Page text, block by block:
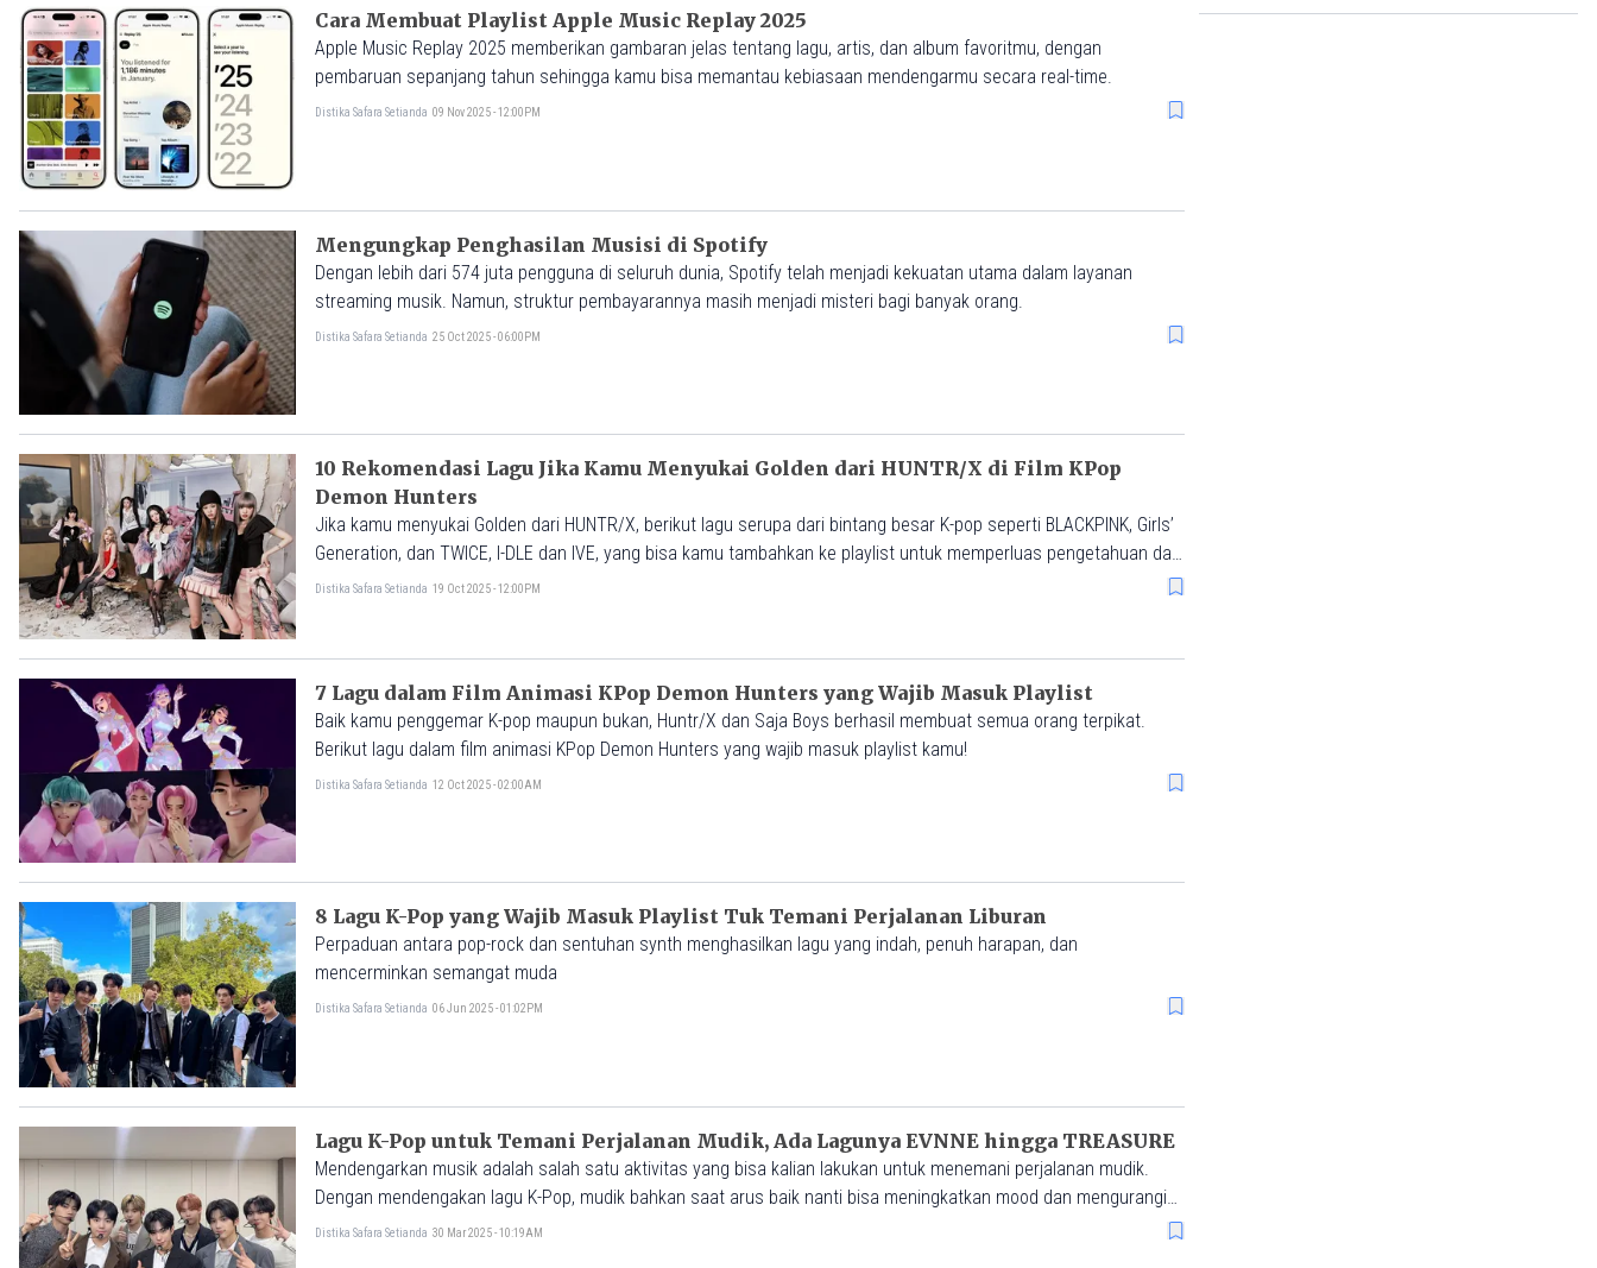
Cara Membuat Playlist Apple Music Replay 2025
Apple Music Replay 2025 memberikan gambaran jelas tentang lagu, artis, dan album favoritmu, dengan
pembaruan sepanjang tahun sehingga kamu bisa memantau kebiasaan mendengarmu secara real-time.
Distika Safara Setianda 09 Nov 2025 - 12:00PM
Mengungkap Penghasilan Musisi di Spotify
Dengan lebih dari 574 juta pengguna di seluruh dunia, Spotify telah menjadi kekuatan utama dalam layanan
streaming musik. Namun, struktur pembayarannya masih menjadi misteri bagi banyak orang.
Distika Safara Setianda 25 Oct 2025 - 06:00PM
10 Rekomendasi Lagu Jika Kamu Menyukai Golden dari HUNTR/X di Film KPop
Demon Hunters
Jika kamu menyukai Golden dari HUNTR/X, berikut lagu serupa dari bintang besar K-pop seperti BLACKPINK, Girls’
Generation, dan TWICE, I-DLE dan IVE, yang bisa kamu tambahkan ke playlist untuk memperluas pengetahuan dan
pengalaman K-pop kamu.
Distika Safara Setianda 19 Oct 2025 - 12:00PM
7 Lagu dalam Film Animasi KPop Demon Hunters yang Wajib Masuk Playlist
Baik kamu penggemar K-pop maupun bukan, Huntr/X dan Saja Boys berhasil membuat semua orang terpikat.
Berikut lagu dalam film animasi KPop Demon Hunters yang wajib masuk playlist kamu!
Distika Safara Setianda 12 Oct 2025 - 02:00AM
8 Lagu K-Pop yang Wajib Masuk Playlist Tuk Temani Perjalanan Liburan
Perpaduan antara pop-rock dan sentuhan synth menghasilkan lagu yang indah, penuh harapan, dan
mencerminkan semangat muda
Distika Safara Setianda 06 Jun 2025 - 01:02PM
Lagu K-Pop untuk Temani Perjalanan Mudik, Ada Lagunya EVNNE hingga TREASURE
Mendengarkan musik adalah salah satu aktivitas yang bisa kalian lakukan untuk menemani perjalanan mudik.
Dengan mendengakan lagu K-Pop, mudik bahkan saat arus baik nanti bisa meningkatkan mood dan mengurangi
bosan selama perjalanan.
Distika Safara Setianda 30 Mar 2025 - 10:19AM